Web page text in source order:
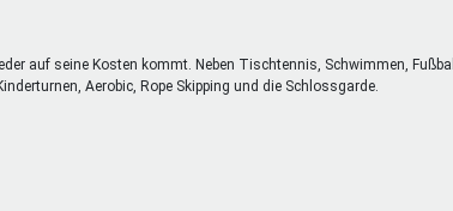
auf seine Kosten kommt. Neben Tischtennis, Schwimmen,
Aerobic, Rope Skipping und die Schlossgarde.